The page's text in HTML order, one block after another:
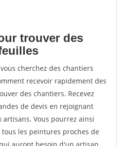
trouver des
cherchez des chantiers
recevoir rapidement des
des chantiers. Recevez
de devis en rejoignant
artisans. Vous pourrez ainsi
les peintures proches de